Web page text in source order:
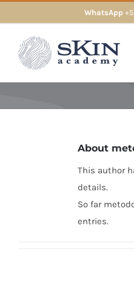
to
content
WhatsApp
About
This author
details.
So far
entries.